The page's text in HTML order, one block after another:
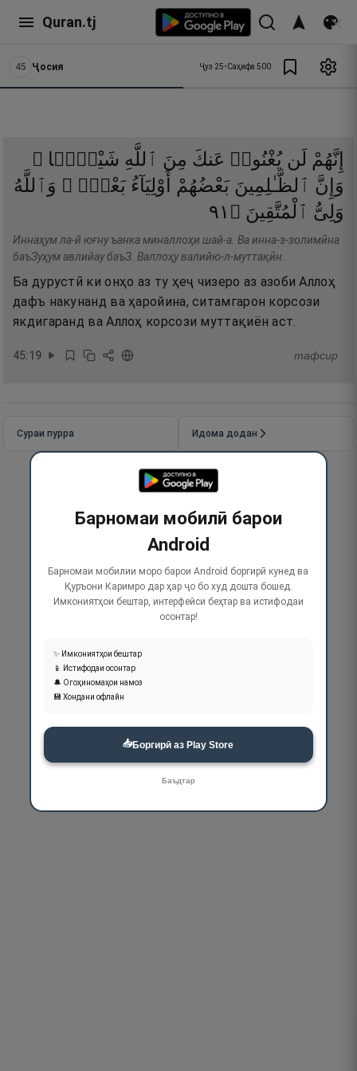
Quran.tj
45 Ҷосия Ҷуз 25•Саҳифа 500
إِنَّهُمْ لَن يُغْنُوا۟ عَنكَ مِنَ ٱللَّهِ شَيْـًۭٔا ۚ
وَإِنَّ ٱلظَّـٰلِمِينَ بَعْضُهُمْ أَوْلِيَآءُ بَعْضٍۢ ۖ وَٱللَّهُ
وَلِىُّ ٱلْمُتَّقِينَ ۝ ١٩
Иннаҳум ла-й юғну ъанка миналлоҳи шай-а. Ва инна-з-золимӣна
баъЗуҳум авлийау баъЗ. Валлоҳу валийю-л-муттақӣн.
Ба дурустӣ ки онҳо аз ту ҳеҷ чизеро аз азоби Аллоҳ
дафъ накунанд ва ҳаройина, ситамгарон корсози
якдигаранд ва Аллоҳ корсози муттақиён аст.
45:19 тафсир
Сураи пурра Идома додан
Барномаи мобилӣ барои
Android
Барномаи мобилии моро барои Android боргирӣ кунед ва
Қуръони Каримро дар ҳар ҷо бо худ дошта бошед.
Имкониятҳои бештар, интерфейси беҳтар ва истифодаи
осонтар!
✨ Имкониятҳои бештар
📱 Истифодаи осонтар
🔔 Огоҳиномаҳои намоз
💾 Хондани офлайн
📥Боргирӣ аз Play Store
Баъдтар